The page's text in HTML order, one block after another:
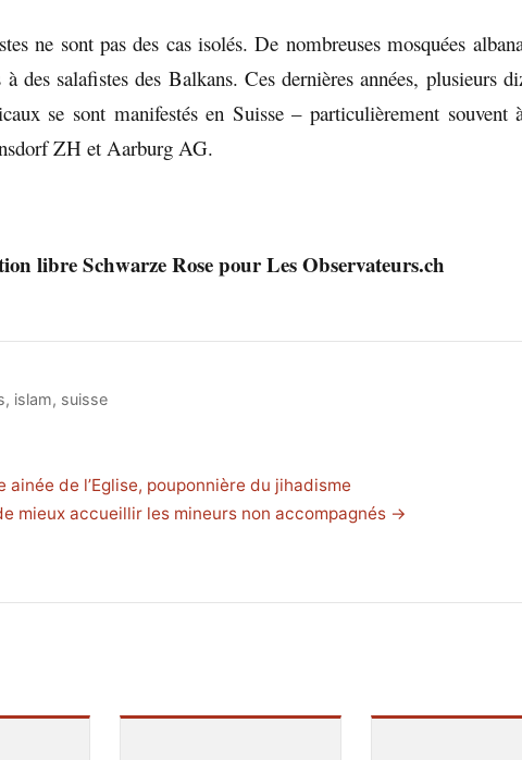
ne sont pas des cas isolés. De nombreuses mosquées
des salafistes des Balkans. Ces dernières années, plusieurs
se sont manifestés en Suisse – particulièrement souvent
ZH et Aarburg AG.
libre Schwarze Rose pour Les Observateurs.ch
, islam, suisse
de l’Eglise, pouponnière du jihadisme
mieux accueillir les mineurs non accompagnés →